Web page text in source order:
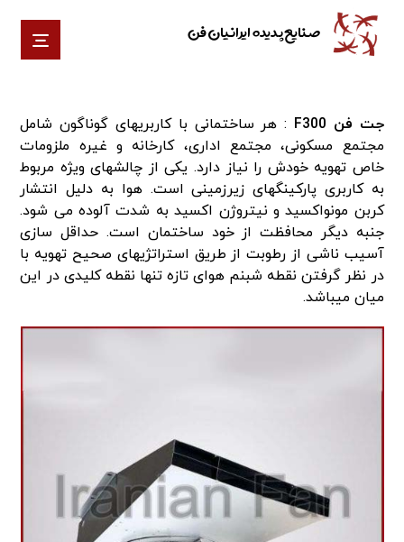
صنایع پدیده ایرانیان فن
جت فن F300
: هر ساختمانی با کاربری­های گوناگون شامل
مجتمع مسکونی، مجتمع اداری، کارخانه و غیره ملزومات
خاص تهویه خودش را نیاز دارد. یکی از چالش­های ویژه مربوط
به کاربری پارکینگ­های زیرزمینی است. هوا به دلیل انتشار
کربن مونواکسید و نیتروژن اکسید به شدت آلوده می­ شود.
جنبه دیگر محافظت از خود ساختمان است. حداقل سازی
آسیب ناشی از رطوبت از طریق استراتژی­های صحیح تهویه با
در نظر گرفتن نقطه شبنم هوای تازه تنها نقطه کلیدی در این
میان می­باشد.